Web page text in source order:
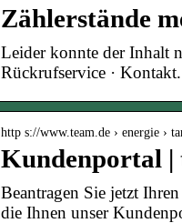
Zählerstände
Leider konnte der Inhalt
Rückrufservice · Kontakt.
http s://www.team.de › energie ›
Kundenportal |
Beantragen Sie jetzt
die Ihnen unser